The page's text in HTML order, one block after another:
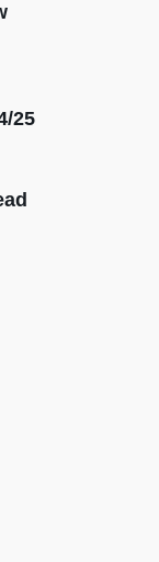
25